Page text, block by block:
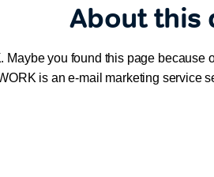
About this
you found this page
is an e-mail marketing service